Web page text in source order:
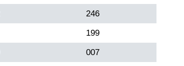
246
199
007